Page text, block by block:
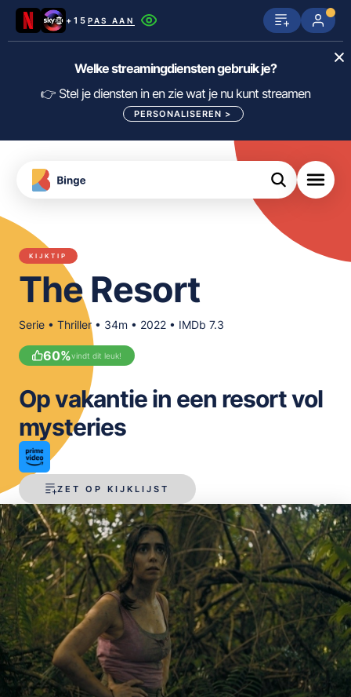
+15 PAS AAN
Netflix SkyShowtime Prime Video
Disney+ Videoland HBO Max
Viaplay Apple TV
KIJK
meJane
FILTER FILMS EN SERIES OP MIJN
ALLES/NIETS SELECTEREN
Welke streamingdiensten gebruik je?
👉 Stel je diensten in en zie wat je nu kunt streamen
PERSONALISEREN >
Download
App
KIJKTIP
The Resort
Serie • Thriller • 34m • 2022 • IMDb 7.3
60%vindt dit leuk!
ZET OP KIJKLIJST
Op vakantie in een resort vol
mysteries